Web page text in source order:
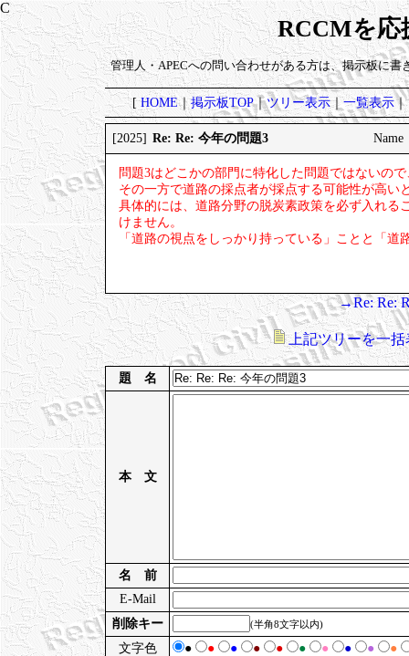
RCCMを応
管理人・APECへの問い合わせがある方は、掲示板に書
[HOME｜掲示板TOP｜ツリー表示｜一覧表示｜
[2025] Re: Re: 今年の問題3
問題3はどこかの部門に特化した問題ではないの
その一方で道路の採点者が採点する可能性が高
具体的には、道路分野の脱炭素政策を必ず入れる
けません。
「道路の視点をしっかり持っている」ことと「
→Re: Re:
上記ツリーを一括
題 名
本 文
名 前
E-Mail
削除キー
(半角8文字以内)
文字色 ● ● ● ● ● ● ● ● ● ●